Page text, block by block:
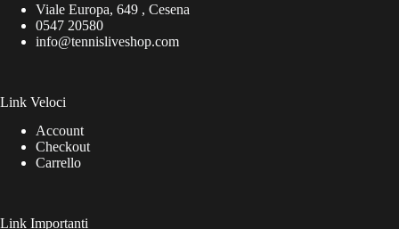
Viale Europa, 649 , Cesena
0547 20580
info@tennisliveshop.com
Link Veloci
Account
Checkout
Carrello
Link Importanti